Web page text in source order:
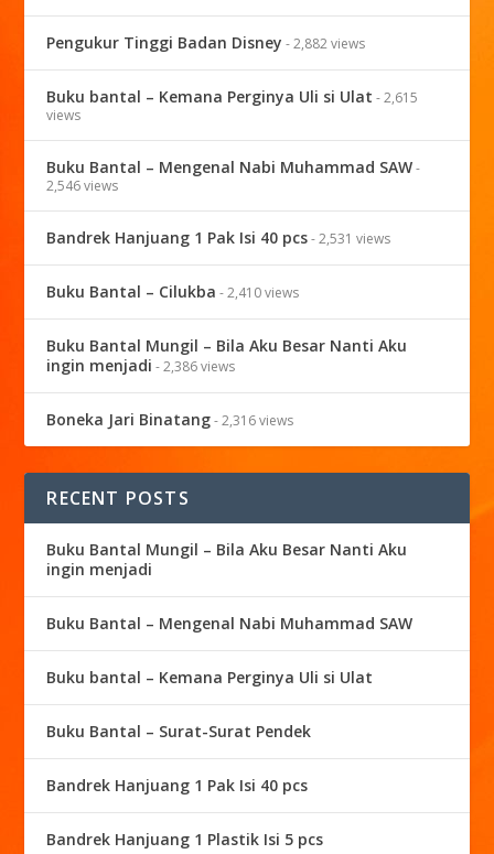
Pengukur Tinggi Badan Disney - 2,882 views
Buku bantal – Kemana Perginya Uli si Ulat - 2,615
views
Buku Bantal – Mengenal Nabi Muhammad SAW-
2,546 views
Bandrek Hanjuang 1 Pak Isi 40 pcs- 2,531 views
Buku Bantal – Cilukba - 2,410 views
Buku Bantal Mungil – Bila Aku Besar Nanti Aku
ingin menjadi - 2,386 views
Boneka Jari Binatang- 2,316 views
RECENT POSTS
Buku Bantal Mungil – Bila Aku Besar Nanti Aku
ingin menjadi
Buku Bantal – Mengenal Nabi Muhammad SAW
Buku bantal – Kemana Perginya Uli si Ulat
Buku Bantal – Surat-Surat Pendek
Bandrek Hanjuang 1 Pak Isi 40 pcs
Bandrek Hanjuang 1 Plastik Isi 5 pcs